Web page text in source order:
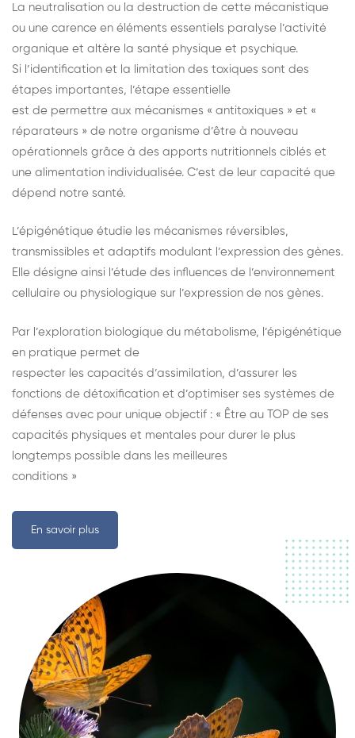
La neutralisation ou la destruction de cette mécanistique
ou une carence en éléments essentiels paralyse l’activité
organique et altère la santé physique et psychique.
Si l’identification et la limitation des toxiques sont des
étapes importantes, l’étape essentielle
est de permettre aux mécanismes « antitoxiques » et «
réparateurs » de notre organisme d’être à nouveau
opérationnels grâce à des apports nutritionnels ciblés et
une alimentation individualisée. C’est de leur capacité que
dépend notre santé.
L’épigénétique étudie les mécanismes réversibles,
transmissibles et adaptifs modulant l’expression des gènes.
Elle désigne ainsi l’étude des influences de l’environnement
cellulaire ou physiologique sur l’expression de nos gènes.
Par l’exploration biologique du métabolisme, l’épigénétique
en pratique permet de
respecter les capacités d’assimilation, d’assurer les
fonctions de détoxification et d’optimiser ses systèmes de
défenses avec pour unique objectif : « Être au TOP de ses
capacités physiques et mentales pour durer le plus
longtemps possible dans les meilleures
conditions »
En savoir plus